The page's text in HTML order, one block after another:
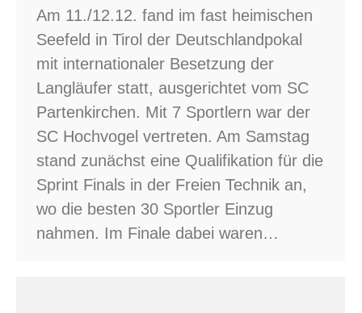
Am 11./12.12. fand im fast heimischen
Seefeld in Tirol der Deutschlandpokal
mit internationaler Besetzung der
Langläufer statt, ausgerichtet vom SC
Partenkirchen. Mit 7 Sportlern war der
SC Hochvogel vertreten. Am Samstag
stand zunächst eine Qualifikation für die
Sprint Finals in der Freien Technik an,
wo die besten 30 Sportler Einzug
nahmen. Im Finale dabei waren…